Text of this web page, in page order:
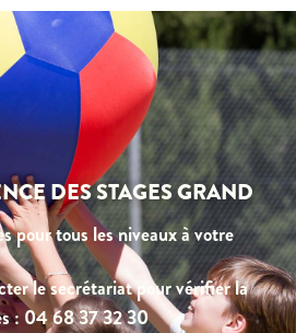
DES STAGES GRAND
pour tous les niveaux à votre
le secrétariat pour vérifier la
: 04 68 37 32 30